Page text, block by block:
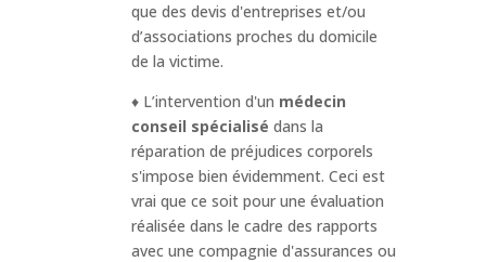
que des devis d'entreprises et/ou
d’associations proches du domicile
de la victime.
♦ L’intervention d'un médecin
conseil spécialisé dans la
réparation de préjudices corporels
s'impose bien évidemment. Ceci est
vrai que ce soit pour une évaluation
réalisée dans le cadre des rapports
avec une compagnie d'assurances ou